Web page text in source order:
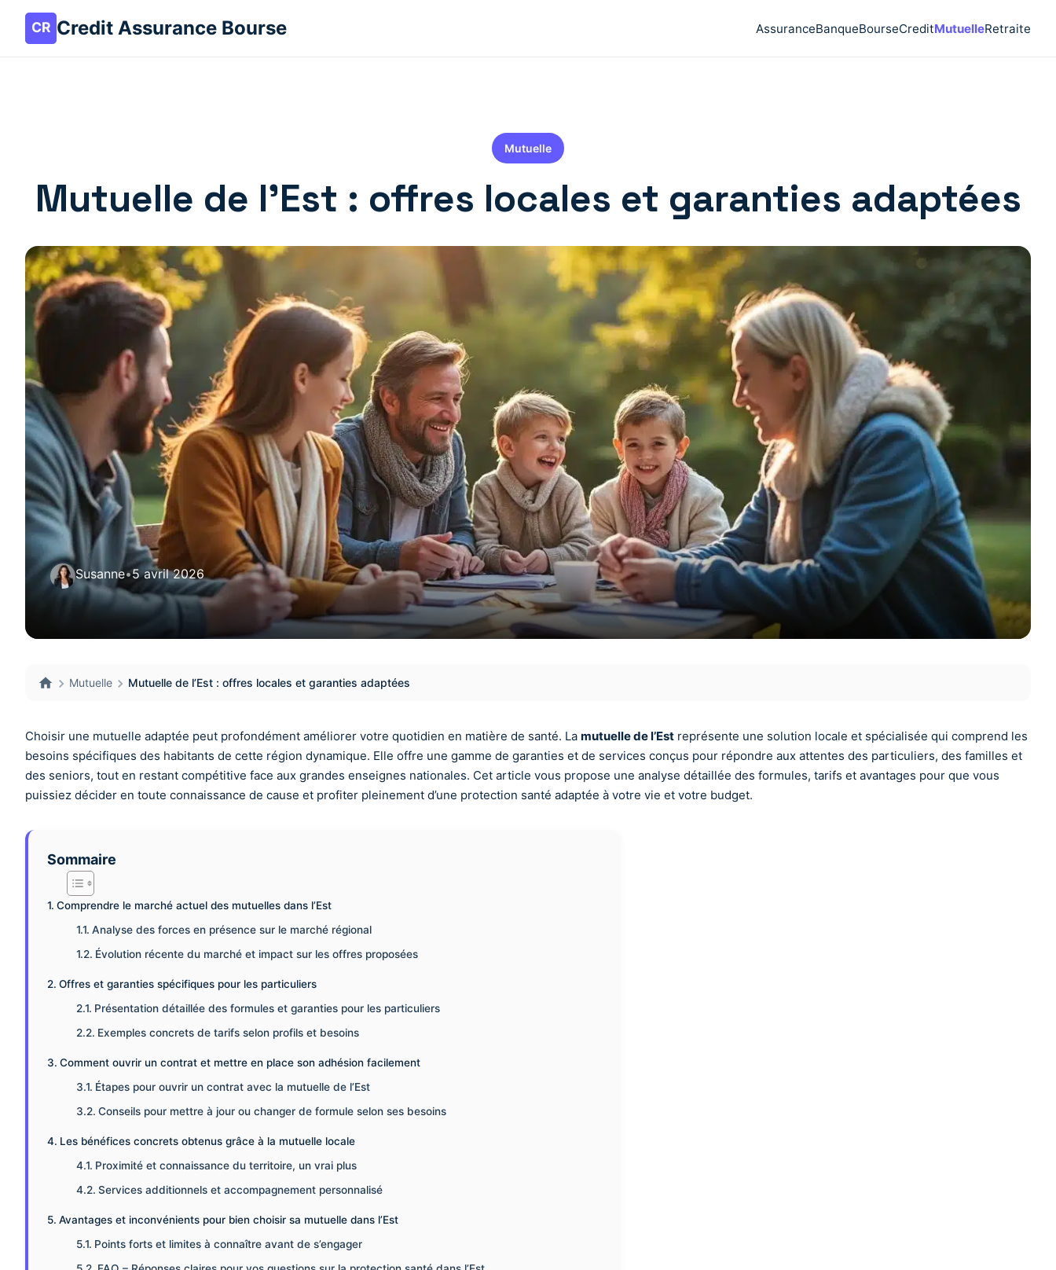
Credit Assurance Bourse AssuranceBanqueBourseCreditMutuelleRetraite
Mutuelle
Mutuelle de l’Est : offres locales et garanties adaptées
Susanne•5 avril 2026
Mutuelle Mutuelle de l’Est : offres locales et garanties adaptées
Choisir une mutuelle adaptée peut profondément améliorer votre quotidien en matière de santé. La mutuelle de l’Est représente une solution locale et spécialisée qui comprend les
besoins spécifiques des habitants de cette région dynamique. Elle offre une gamme de garanties et de services conçus pour répondre aux attentes des particuliers, des familles et
des seniors, tout en restant compétitive face aux grandes enseignes nationales. Cet article vous propose une analyse détaillée des formules, tarifs et avantages pour que vous
puissiez décider en toute connaissance de cause et profiter pleinement d’une protection santé adaptée à votre vie et votre budget.
Sommaire
Comprendre le marché actuel des mutuelles dans l’Est
Analyse des forces en présence sur le marché régional
Évolution récente du marché et impact sur les offres proposées
Offres et garanties spécifiques pour les particuliers
Présentation détaillée des formules et garanties pour les particuliers
Exemples concrets de tarifs selon profils et besoins
Comment ouvrir un contrat et mettre en place son adhésion facilement
Étapes pour ouvrir un contrat avec la mutuelle de l’Est
Conseils pour mettre à jour ou changer de formule selon ses besoins
Les bénéfices concrets obtenus grâce à la mutuelle locale
Proximité et connaissance du territoire, un vrai plus
Services additionnels et accompagnement personnalisé
Avantages et inconvénients pour bien choisir sa mutuelle dans l’Est
Points forts et limites à connaître avant de s’engager